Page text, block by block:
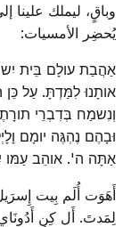
وباقٍ، ليملك علينا
يُحضِر الأمسيات:
אַהֲבַת עולָם בֵּית
אותָנוּ לִמַּדְתָּ. עַל כֵּן
וְנִשמַח בְּדִבְרֵי
וּבָהֶם נֶהְגֶּה יומָם
אַתָּה ה'. אוהֵב עַמּו
أَهَوَت أُلَم بِيت
لِمَدتَ. أَل كِن